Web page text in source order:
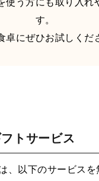
す。
卓にぜひお試しくだ
トサービス
、以下のサービスを